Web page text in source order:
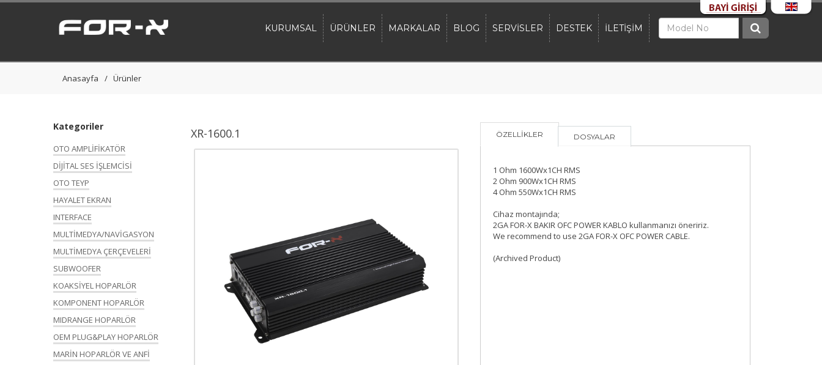
KURUMSAL ÜRÜNLER MARKALAR BLOG SERVİSLER DESTEK İLETİŞİM
Anasayfa Ürünler
Kategoriler
OTO AMPLİFİKATÖR
DİJİTAL SES İŞLEMCİSİ
OTO TEYP
HAYALET EKRAN
INTERFACE
MULTİMEDYA/NAVİGASYON
MULTİMEDYA ÇERÇEVELERİ
SUBWOOFER
KOAKSİYEL HOPARLÖR
KOMPONENT HOPARLÖR
MIDRANGE HOPARLÖR
OEM PLUG&PLAY HOPARLÖR
MARİN HOPARLÖR VE ANFİ
XR-1600.1 ÖZELLİKLER DOSYALAR
1 Ohm 1600Wx1CH RMS
2 Ohm 900Wx1CH RMS
4 Ohm 550Wx1CH RMS
Cihaz montajında;
2GA FOR-X BAKIR OFC POWER KABLO kullanmanızı öneririz.
We recommend to use 2GA FOR-X OFC POWER CABLE.
(Archived Product)